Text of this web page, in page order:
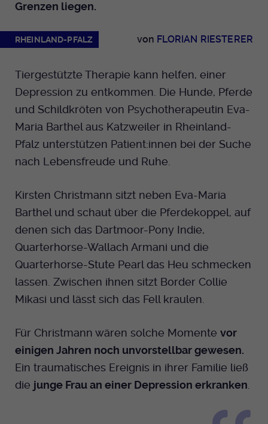
Grenzen liegen.
RHEINLAND-PFALZ von FLORIAN RIESTERER
Tiergestützte Therapie kann helfen, einer
Depression zu entkommen. Die Hunde, Pferde
und Schildkröten von Psychotherapeutin Eva-
Maria Barthel aus Katzweiler in Rheinland-
Pfalz unterstützen Patient:innen bei der Suche
nach Lebensfreude und Ruhe.
Kirsten Christmann sitzt neben Eva-Maria
Barthel und schaut über die Pferdekoppel, auf
denen sich das Dartmoor-Pony Indie,
Quarterhorse-Wallach Armani und die
Quarterhorse-Stute Pearl das Heu schmecken
lassen. Zwischen ihnen sitzt Border Collie
Mikasi und lässt sich das Fell kraulen.
Für Christmann wären solche Momente vor
einigen Jahren noch unvorstellbar gewesen.
Ein traumatisches Ereignis in ihrer Familie ließ
die junge Frau an einer Depression erkranken
Dieser Cookie wird genutzt um
Backend eingelogged ist und die Seite
bearbeiten darf.
Name fe_typo_user
Anbieter EKHN
Laufzeit Ende der Sitzung
Zweck
Frontend eingelogged ist und die Seite
bearbeiten darf.
Name PHPSESSID
Anbieter EKHN
Laufzeit Ende der Sitzung
PHP Daten Identifikator, der gesetzt wird
wird.
Laufzeit 13 Monate
Zweck Einzigartige Besucher ID.
Name _pk_ses.424
Laufzeit 30 Minuten
Zweck
Zur Speicherung kurzfristiger
Name mtm_cookie_consent
Laufzeit 1 Jahr
Zweck
Speicherung der Cookie Constent
Einstellungen
Reichweiten Analyse
Name _fbp
Anbieter Facebook Ireland Limited
Laufzeit
Cookie-Informationen anzeigen
Youtube
Facebook
Instagram
Twitter
Giphy
TikTok